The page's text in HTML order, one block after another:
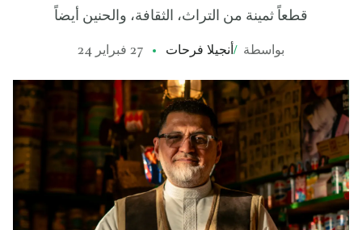
قطعاً ثمينة من التراث، الثقافة، والحنين أيضاً
بواسطة / أنجيلا فرحات 27 فبراير 24